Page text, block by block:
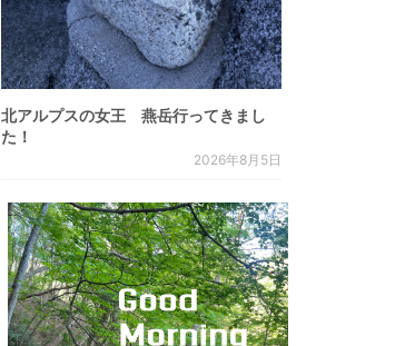
北アルプスの女王 燕岳行ってきまし
た！
2026年8月5日